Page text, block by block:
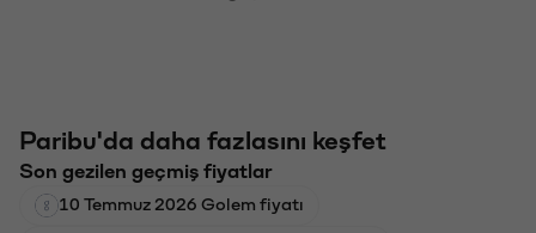
Paribu'da daha fazlasını keşfet
Son gezilen geçmiş fiyatlar
10 Temmuz 2026 Golem fiyatı